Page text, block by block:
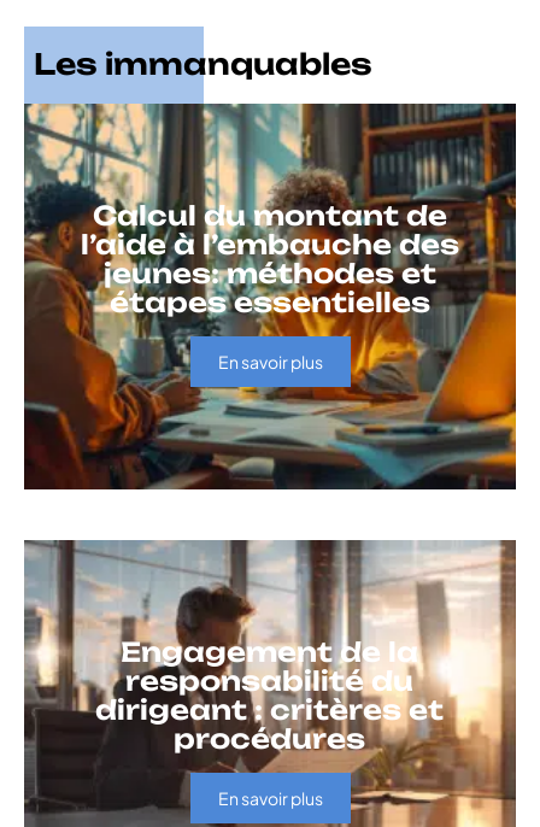
Les immanquables
Calcul du montant de
l’aide à l’embauche des
jeunes: méthodes et
étapes essentielles
En savoir plus
Engagement de la
responsabilité du
dirigeant : critères et
procédures
En savoir plus